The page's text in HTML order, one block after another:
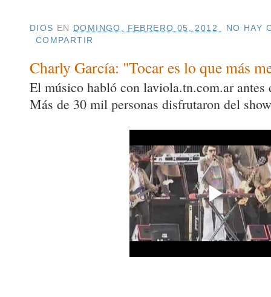
DIOS EN DOMINGO, FEBRERO 05, 2012
NO HAY
COMPARTIR
Charly García: "Tocar es lo que más
El músico habló con laviola.tn.com.ar antes
Más de 30 mil personas disfrutaron del